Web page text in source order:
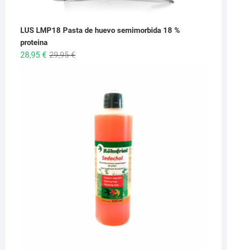
LUS LMP18 Pasta de huevo semimorbida 18 %
proteina
29,95€El
28,95 €
El